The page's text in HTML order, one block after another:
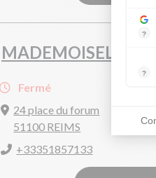
MADEMOISELLE
Fermé
24 place du forum
51100 REIMS
+33351857133
?
?